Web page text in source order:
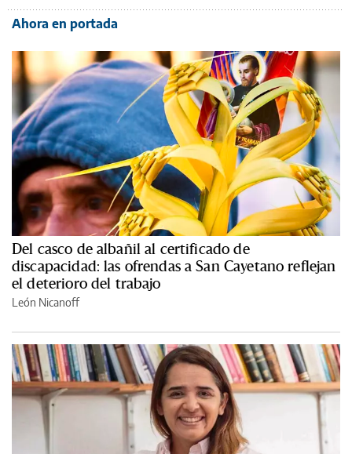
Ahora en portada
Del casco de albañil al certificado de
discapacidad: las ofrendas a San Cayetano reflejan
el deterioro del trabajo
León Nicanoff